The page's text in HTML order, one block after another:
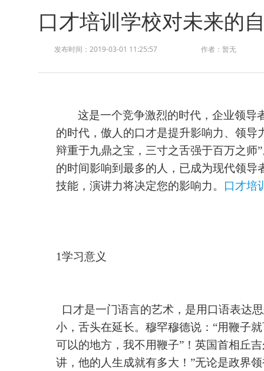
口才培训学校对未来的
发布时间：2019-03-01 11:25:57 作者：暂无
这是一个竞争激烈的时代，企业领导
的时代，傲人的口才是提升影响力、领导
辩重于九鼎之宝，三寸之舌强于百万之师
的时间影响到最多的人，已成为现代领
技能，演讲力将决定您的影响力。 口才培
1学习意义
口才是一门语言的艺术，是用口语表达
小，舌头在延长。穆罕穆德说： “用鞭子
可以的地方，我不用鞭子”！英国首相丘
讲，他的人生成就有多大！”无论是政界